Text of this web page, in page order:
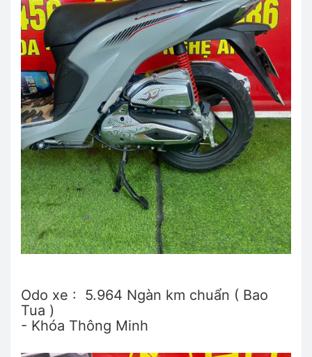
Odo xe : 5.964 Ngàn km chuẩn ( Bao
Tua )
- Khóa Thông Minh